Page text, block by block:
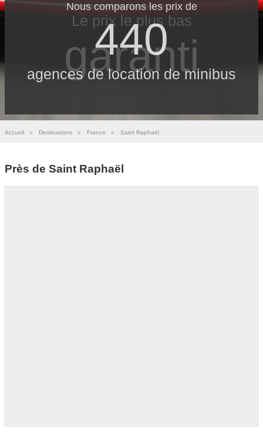
Nous comparons les prix de
440
agences de location de minibus
Le prix le​ plus bas
garanti
Accueil » Destinations » France » Saint Raphaël
Près de Saint Raphaël